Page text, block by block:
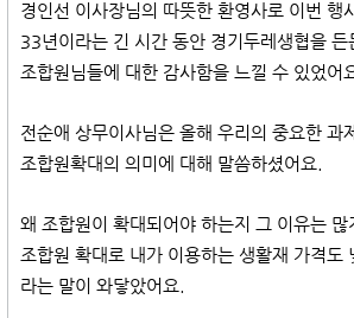
경인선 이사장님의 따뜻한 환영사로 이번 행
33년이라는 긴 시간 동안 경기두레생협을 든
조합원님들에 대한 감사함을 느낄 수 있었어
전순애 상무이사님은 올해 우리의 중요한 과
조합원확대의 의미에 대해 말씀하셨어요.
왜 조합원이 확대되어야 하는지 그 이유는 많
조합원 확대로 내가 이용하는 생활재 가격도
라는 말이 와닿았어요.